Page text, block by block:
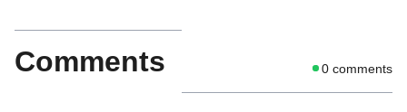
Comments 0 comments